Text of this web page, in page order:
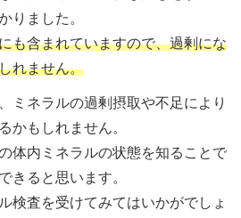
りました。
も含まれていますので、過剰にな
れません。
ミネラルの過剰摂取や不足により
かもしれません。
体内ミネラルの状態を知ることで
きると思います。
検査を受けてみてはいかがでしょ